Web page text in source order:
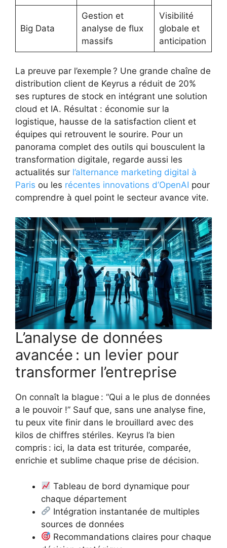
Big Data
Gestion et
analyse de flux
massifs
Visibilité
globale et
anticipation
La preuve par l’exemple ? Une grande chaîne de
distribution client de Keyrus a réduit de 20%
ses ruptures de stock en intégrant une solution
cloud et IA. Résultat : économie sur la
logistique, hausse de la satisfaction client et
équipes qui retrouvent le sourire. Pour un
panorama complet des outils qui bousculent la
transformation digitale, regarde aussi les
actualités sur l’alternance marketing digital à
Paris ou les récentes innovations d’OpenAI pour
comprendre à quel point le secteur avance vite.
L’analyse de données
avancée : un levier pour
transformer l’entreprise
On connaît la blague : “Qui a le plus de données
a le pouvoir !” Sauf que, sans une analyse fine,
tu peux vite finir dans le brouillard avec des
kilos de chiffres stériles. Keyrus l’a bien
compris : ici, la data est triturée, comparée,
enrichie et sublime chaque prise de décision.
Tableau de bord dynamique pour
chaque département
Intégration instantanée de multiples
sources de données
Recommandations claires pour chaque